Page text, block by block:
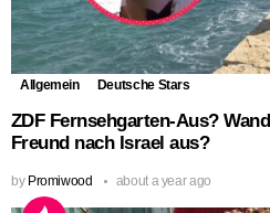
Allgemein Deutsche Stars
ZDF Fernsehgarten-Aus?
Freund nach Israel aus?
by Promiwood about a year ago